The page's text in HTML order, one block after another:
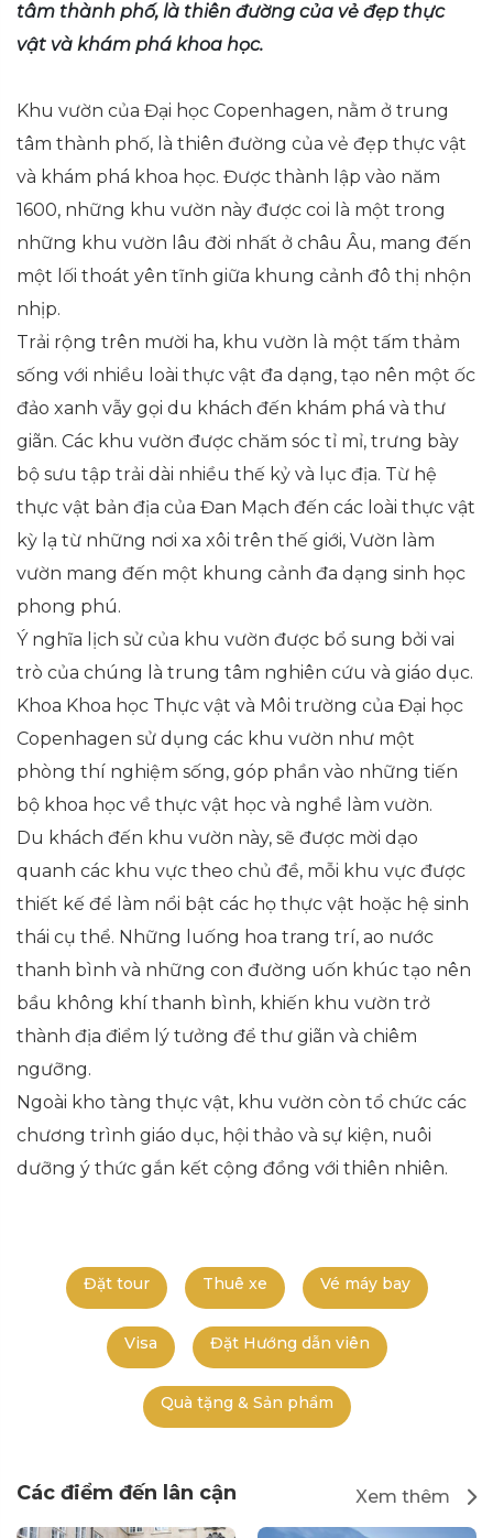
tâm thành phố, là thiên đường của vẻ đẹp thực
vật và khám phá khoa học.
Khu vườn của Đại học Copenhagen, nằm ở trung
tâm thành phố, là thiên đường của vẻ đẹp thực vật
và khám phá khoa học. Được thành lập vào năm
1600, những khu vườn này được coi là một trong
những khu vườn lâu đời nhất ở châu Âu, mang đến
một lối thoát yên tĩnh giữa khung cảnh đô thị nhộn
nhịp.
Trải rộng trên mười ha, khu vườn là một tấm thảm
sống với nhiều loài thực vật đa dạng, tạo nên một ốc
đảo xanh vẫy gọi du khách đến khám phá và thư
giãn. Các khu vườn được chăm sóc tỉ mỉ, trưng bày
bộ sưu tập trải dài nhiều thế kỷ và lục địa. Từ hệ
thực vật bản địa của Đan Mạch đến các loài thực vật
kỳ lạ từ những nơi xa xôi trên thế giới, Vườn làm
vườn mang đến một khung cảnh đa dạng sinh học
phong phú.
Ý nghĩa lịch sử của khu vườn được bổ sung bởi vai
trò của chúng là trung tâm nghiên cứu và giáo dục.
Khoa Khoa học Thực vật và Môi trường của Đại học
Copenhagen sử dụng các khu vườn như một
phòng thí nghiệm sống, góp phần vào những tiến
bộ khoa học về thực vật học và nghề làm vườn.
Du khách đến khu vườn này, sẽ được mời dạo
quanh các khu vực theo chủ đề, mỗi khu vực được
thiết kế để làm nổi bật các họ thực vật hoặc hệ sinh
thái cụ thể. Những luống hoa trang trí, ao nước
thanh bình và những con đường uốn khúc tạo nên
bầu không khí thanh bình, khiến khu vườn trở
thành địa điểm lý tưởng để thư giãn và chiêm
ngưỡng.
Ngoài kho tàng thực vật, khu vườn còn tổ chức các
chương trình giáo dục, hội thảo và sự kiện, nuôi
dưỡng ý thức gắn kết cộng đồng với thiên nhiên.
Đặt tour Thuê xe Vé máy bay
Visa Đặt Hướng dẫn viên
Quà tặng & Sản phẩm
Các điểm đến lân cận Xem thêm